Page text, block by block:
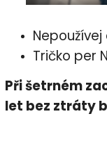
Nepoužívej
Tričko per
Při šetrném
let bez ztráty